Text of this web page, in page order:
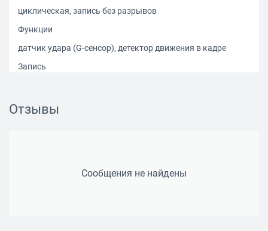
циклическая, запись без разрывов
Функции
датчик удара (G-сенсор), детектор движения в кадре
Запись
Отзывы
Сообщения не найдены